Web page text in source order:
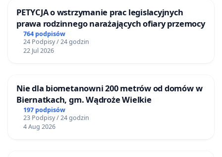
PETYCJA o wstrzymanie prac legislacyjnych
prawa rodzinnego narażających ofiary przemocy
764 podpisów
24 Podpisy / 24 godzin
22 Jul 2026
Nie dla biometanowni 200 metrów od domów w
Biernatkach, gm. Wądroże Wielkie
197 podpisów
23 Podpisy / 24 godzin
4 Aug 2026